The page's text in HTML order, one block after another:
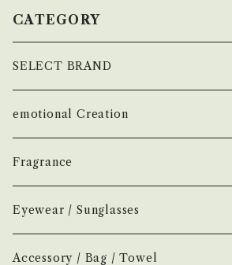
CATEGORY
SELECT BRAND
çanoma
香水
お香
Earl of East
Air Freshener
Home Mist
Melt
DIVE
NEW.eyewear
emotional Creation
Vintage
Fragrance
Accessory
Fragrance
Perfume
Incense
Eyewear / Sunglasses
Color Lens
Accessory / Bag / Towel